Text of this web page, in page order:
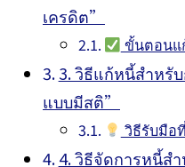
เครดิต”
ขั้นตอน
3. วิธีแก้หนี้สำหรั
แบบมีสติ”
วิธีรับมือ
4. วิธีจัดการหนี้สำ